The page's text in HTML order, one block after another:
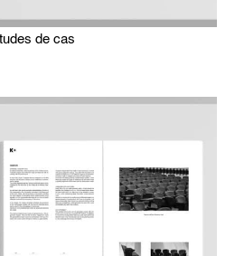
de cas